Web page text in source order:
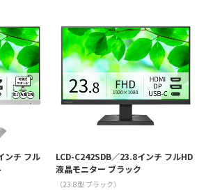
ンチ フル
LCD-C242SDB／23.8インチ フルHD
液晶モニター ブラック
（23.8型 ブラック）